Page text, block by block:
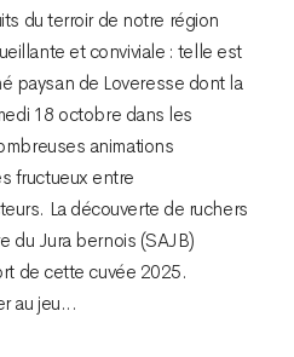
du terroir de notre région
et conviviale : telle est
paysan de Loveresse dont la
18 octobre dans les
animations
fructueux entre
La découverte de ruchers
du Jura bernois (SAJB)
de cette cuvée 2025.
au jeu...